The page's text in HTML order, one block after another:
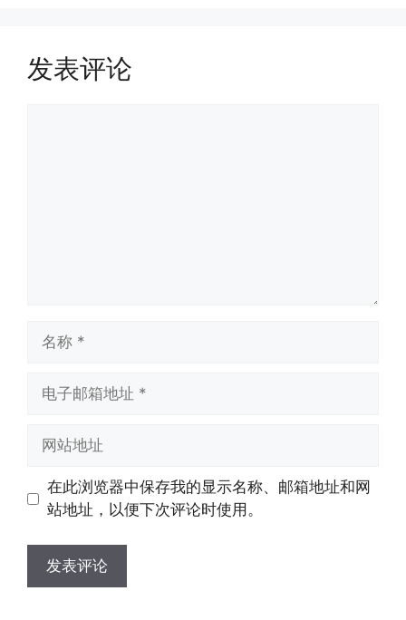
发表评论
址
址
在此浏览器中保存我的显示名称、邮箱地址和网
站地址，以便下次评论时使用。